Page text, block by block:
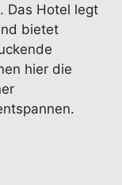
Das Hotel legt
bietet
hier die